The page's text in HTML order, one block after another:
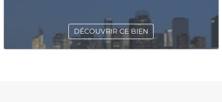
DÉCOUVRIR CE BIEN